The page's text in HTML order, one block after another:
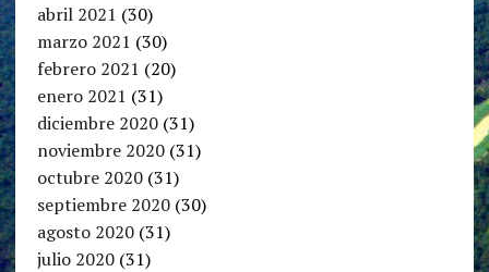
abril 2021 (30)
marzo 2021 (30)
febrero 2021 (20)
enero 2021 (31)
diciembre 2020(31)
noviembre 2020(31)
octubre 2020(31)
septiembre 2020(30)
agosto 2020(31)
julio 2020(31)